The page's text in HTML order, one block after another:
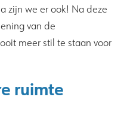
zijn we er ook! Na deze
van de
meer stil te staan voor
ruimte